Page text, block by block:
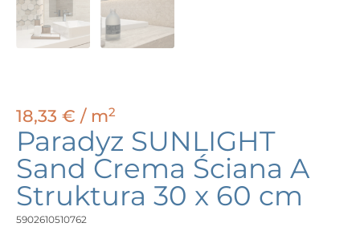
18,33 € / m2
Paradyz SUNLIGHT
Sand Crema Ściana A
Struktura 30 x 60 cm
5902610510762